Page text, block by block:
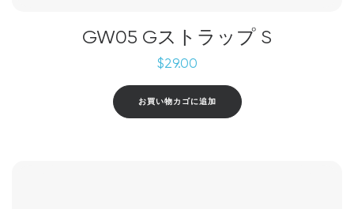
GW05 Gストラップ S
$29.00
お買い物カゴに追加